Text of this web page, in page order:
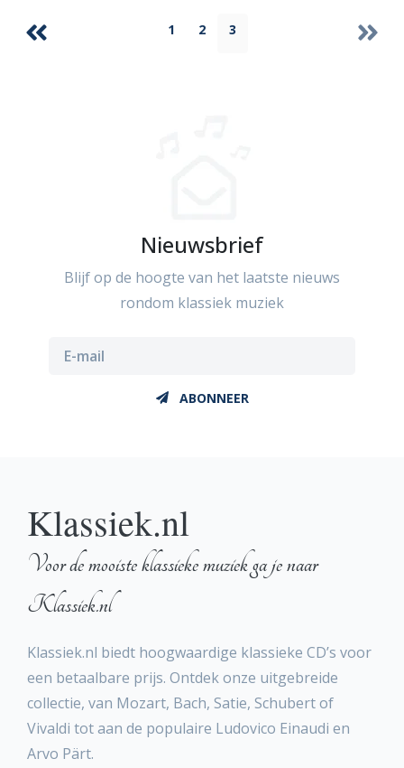
1 2 3
Nieuwsbrief
Blijf op de hoogte van het laatste nieuws
rondom klassiek muziek
ABONNEER
Klassiek.nl
Voor de mooiste klassieke muziek ga je naar
Klassiek.nl
Klassiek.nl biedt hoogwaardige klassieke CD’s voor
een betaalbare prijs. Ontdek onze uitgebreide
collectie, van Mozart, Bach, Satie, Schubert of
Vivaldi tot aan de populaire Ludovico Einaudi en
Arvo Pärt.